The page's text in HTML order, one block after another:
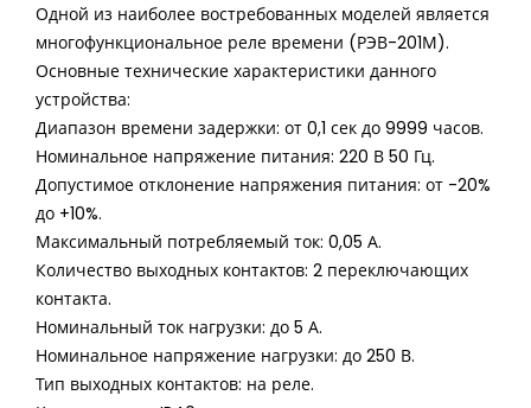
Одной из наиболее востребованных моделей является
многофункциональное реле времени (РЭВ-201М).
Основные технические характеристики данного
устройства:
Диапазон времени задержки: от 0,1 сек до 9999 часов.
Номинальное напряжение питания: 220 В 50 Гц.
Допустимое отклонение напряжения питания: от -20%
до +10%.
Максимальный потребляемый ток: 0,05 А.
Количество выходных контактов: 2 переключающих
контакта.
Номинальный ток нагрузки: до 5 А.
Номинальное напряжение нагрузки: до 250 В.
Тип выходных контактов: на реле.